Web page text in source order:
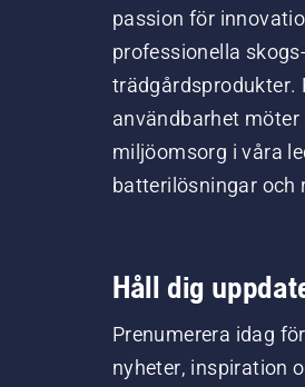
passion för
professionella
trädgårdsprodukter.
användbarhet möter
miljöomsorg i våra
batterilösningar och
Håll dig
Prenumerera idag
nyheter, inspiration